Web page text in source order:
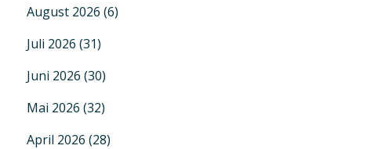
August 2026 (6)
Juli 2026 (31)
Juni 2026 (30)
Mai 2026 (32)
April 2026 (28)